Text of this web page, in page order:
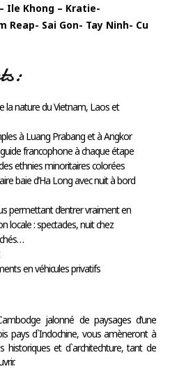
Ile Khong – Kratie-
Reap- Sai Gon- Tay Ninh- Cu
la nature du Vietnam, Laos et
à Luang Prabang et à Angkor
francophone à chaque étape
ethnies minoritaires colorées
baie d’Ha Long avec nuit à bord
permettant d’entrer vraiment en
locale : spectacles, nuit chez
en véhicules privatifs
jalonné de paysages d’une
pays d`Indochine, vous amèneront à
historiques et d`architechture, tant de